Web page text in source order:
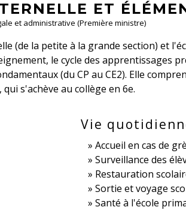
ET
et administrative (Première ministre)
(de la petite à la grande section) et
le cycle des apprentissages
(du CP au CE2). Elle
qui s'achève au collège en 6e.
Vie
Accueil en cas de
Surveillance des
Restauration
Sortie et voyage
Santé à l'école